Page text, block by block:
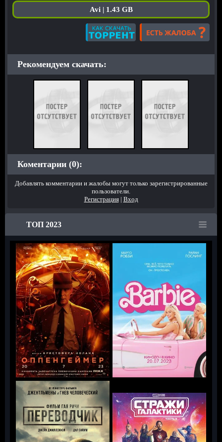
Avi | 1.43 GB
Рекомендуем скачать:
Коментарии (0):
Добавлять комментарии и жалобы могут только зарегистрированные
пользователи.
Регистрация| Вход
ТОП 2023